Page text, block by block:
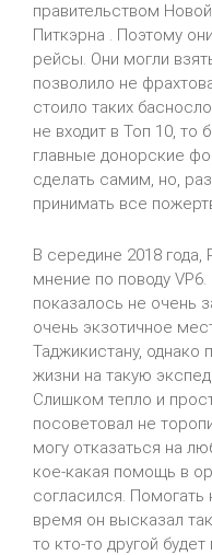
правительством
Питкэрна . Поэтому
рейсы. Они могли
позволило не
стоило таких
не входит в Топ 10, то
главные донорские
сделать самим, но,
принимать все
В середине 2018 года,
мнение по поводу
показалось не очень
очень экзотичное
Таджикистану, однако
жизни на такую
Слишком тепло и
посоветовал не
могу отказаться на
кое-какая помощь в
согласился. Помогать
время он высказал
то кто-то другой